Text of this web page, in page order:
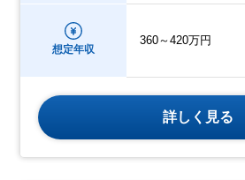
想定年収
360～420万円
詳しく見る